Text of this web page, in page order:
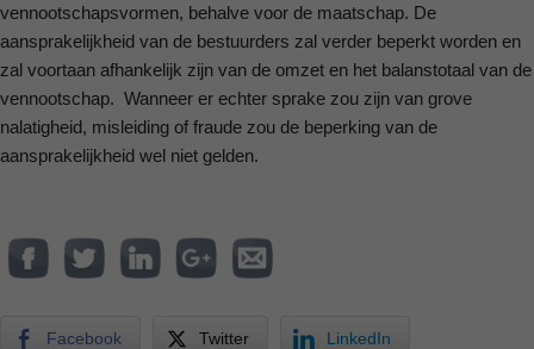
vennootschapsvormen, behalve voor de maatschap. De
aansprakelijkheid van de bestuurders zal verder beperkt worden en
zal voortaan afhankelijk zijn van de omzet en het balanstotaal van de
vennootschap. Wanneer er echter sprake zou zijn van grove
nalatigheid, misleiding of fraude zou de beperking van de
aansprakelijkheid wel niet gelden.
Facebook Twitter LinkedIn